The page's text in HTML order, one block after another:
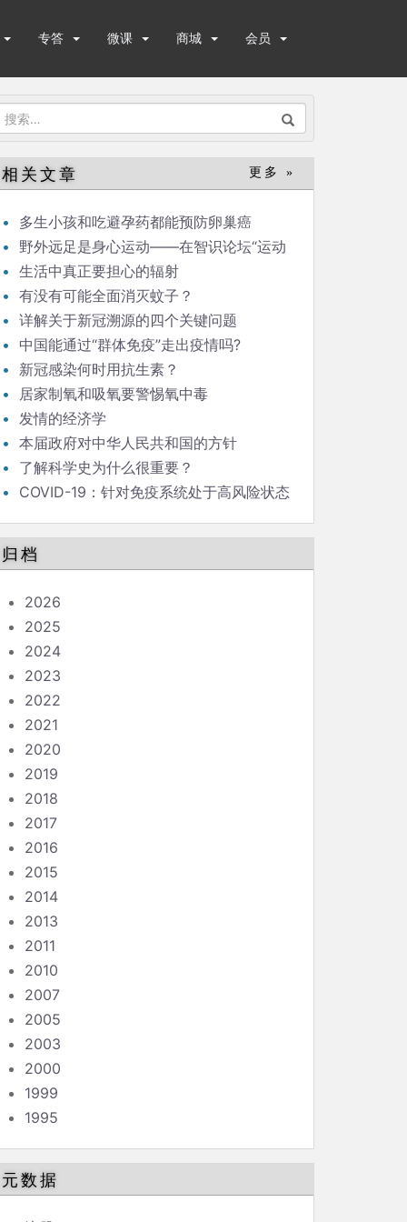
专答 微课 商城 会员
搜
：
相关文章 更多 »
多生小孩和吃避孕药都能预防卵巢癌
野外远足是身心运动——在智识论坛“运动
与健康”的发言
生活中真正要担心的辐射
有没有可能全面消灭蚊子？
详解关于新冠溯源的四个关键问题
中国能通过“群体免疫”走出疫情吗?
新冠感染何时用抗生素？
居家制氧和吸氧要警惕氧中毒
发情的经济学
本届政府对中华人民共和国的方针
了解科学史为什么很重要？
COVID-19：针对免疫系统处于高风险状态
归档
2026
2025
2024
2023
2022
2021
2020
2019
2018
2017
2016
2015
2014
2013
2011
2010
2007
2005
2003
2000
1999
1995
元数据